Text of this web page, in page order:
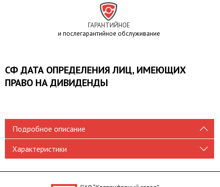
ГАРАНТИЙНОЕ
и послегарантийное обслуживание
СФ ДАТА ОПРЕДЕЛЕНИЯ ЛИЦ, ИМЕЮЩИХ
ПРАВО НА ДИВИДЕНДЫ
Подробное описание
Характеристики